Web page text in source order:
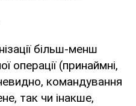
більш-менш
операції (принаймні,
командування
так чи інакше,